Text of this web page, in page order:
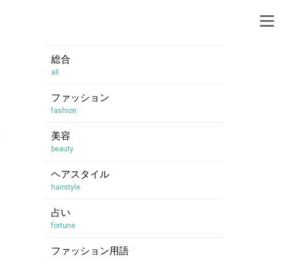
総合
all
ファッション
fashion
美容
beauty
ヘアスタイル
hairstyle
占い
fortune
ファッション用語